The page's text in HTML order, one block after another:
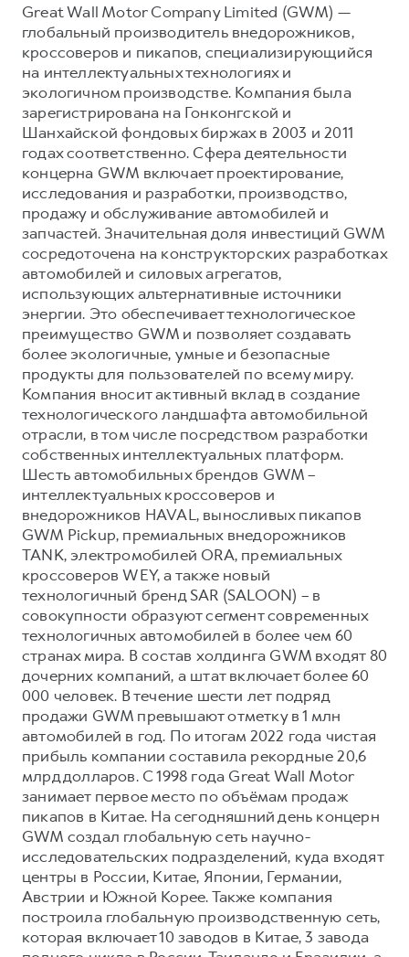
Great Wall Motor Company Limited (GWM) —
глобальный производитель внедорожников,
кроссоверов и пикапов, специализирующийся
на интеллектуальных технологиях и
экологичном производстве. Компания была
зарегистрирована на Гонконгской и
Шанхайской фондовых биржах в 2003 и 2011
годах соответственно. Сфера деятельности
концерна GWM включает проектирование,
исследования и разработки, производство,
продажу и обслуживание автомобилей и
запчастей. Значительная доля инвестиций GWM
сосредоточена на конструкторских разработках
автомобилей и силовых агрегатов,
использующих альтернативные источники
энергии. Это обеспечивает технологическое
преимущество GWM и позволяет создавать
более экологичные, умные и безопасные
продукты для пользователей по всему миру.
Компания вносит активный вклад в создание
технологического ландшафта автомобильной
отрасли, в том числе посредством разработки
собственных интеллектуальных платформ.
Шесть автомобильных брендов GWM –
интеллектуальных кроссоверов и
внедорожников HAVAL, выносливых пикапов
GWM Pickup, премиальных внедорожников
TANK, электромобилей ORA, премиальных
кроссоверов WEY, а также новый
технологичный бренд SAR (SALOON) – в
совокупности образуют сегмент современных
технологичных автомобилей в более чем 60
странах мира. В состав холдинга GWM входят 80
дочерних компаний, а штат включает более 60
000 человек. В течение шести лет подряд
продажи GWM превышают отметку в 1 млн
автомобилей в год. По итогам 2022 года чистая
прибыль компании составила рекордные 20,6
млрд долларов. С 1998 года Great Wall Motor
занимает первое место по объёмам продаж
пикапов в Китае. На сегодняшний день концерн
GWM создал глобальную сеть научно-
исследовательских подразделений, куда входят
центры в России, Китае, Японии, Германии,
Австрии и Южной Корее. Также компания
построила глобальную производственную сеть,
которая включает 10 заводов в Китае, 3 завода